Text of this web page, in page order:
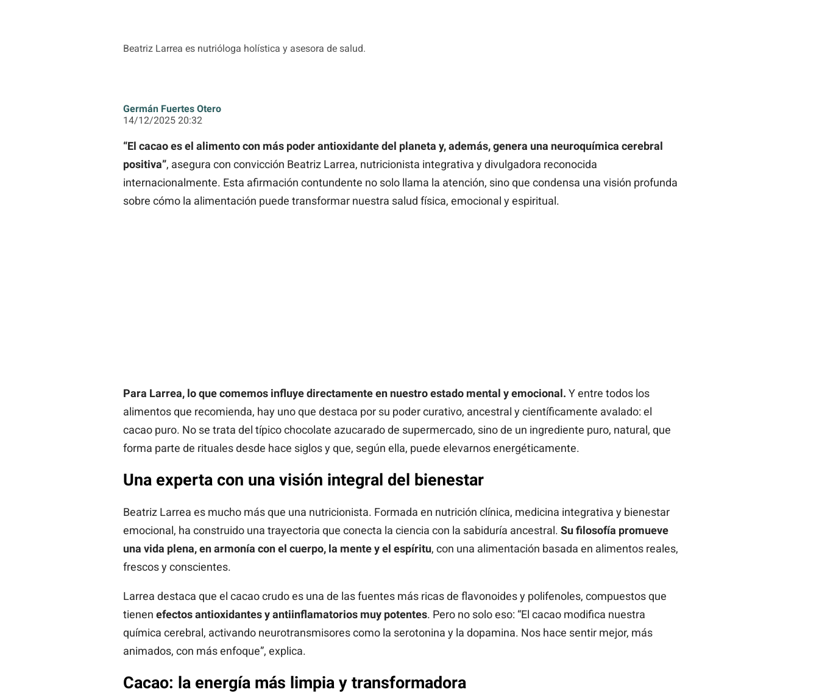
Beatriz Larrea es nutrióloga holística y asesora de salud.
Germán Fuertes Otero
14/12/2025 20:32
“El cacao es el alimento con más poder antioxidante del planeta y, además, genera una neuroquímica cerebral
positiva”, asegura con convicción Beatriz Larrea, nutricionista integrativa y divulgadora reconocida
internacionalmente. Esta afirmación contundente no solo llama la atención, sino que condensa una visión profunda
sobre cómo la alimentación puede transformar nuestra salud física, emocional y espiritual.
Para Larrea, lo que comemos influye directamente en nuestro estado mental y emocional. Y entre todos los
alimentos que recomienda, hay uno que destaca por su poder curativo, ancestral y científicamente avalado: el
cacao puro. No se trata del típico chocolate azucarado de supermercado, sino de un ingrediente puro, natural, que
forma parte de rituales desde hace siglos y que, según ella, puede elevarnos energéticamente.
Una experta con una visión integral del bienestar
Beatriz Larrea es mucho más que una nutricionista. Formada en nutrición clínica, medicina integrativa y bienestar
emocional, ha construido una trayectoria que conecta la ciencia con la sabiduría ancestral. Su filosofía promueve
una vida plena, en armonía con el cuerpo, la mente y el espíritu, con una alimentación basada en alimentos reales,
frescos y conscientes.
Larrea destaca que el cacao crudo es una de las fuentes más ricas de flavonoides y polifenoles, compuestos que
tienen efectos antioxidantes y antiinflamatorios muy potentes. Pero no solo eso: “El cacao modifica nuestra
química cerebral, activando neurotransmisores como la serotonina y la dopamina. Nos hace sentir mejor, más
animados, con más enfoque”, explica.
Cacao: la energía más limpia y transformadora